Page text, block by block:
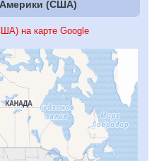
(США)
на карте Google